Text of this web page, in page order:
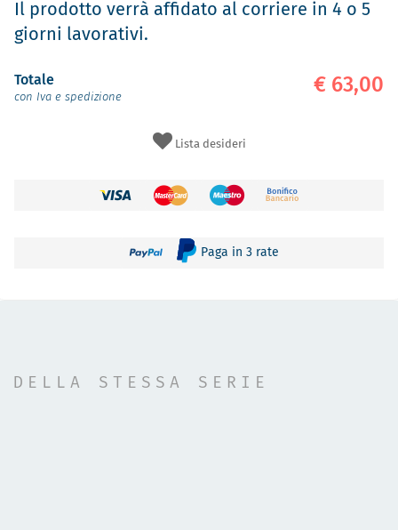
Il prodotto verrà affidato al corriere in 4 o 5
giorni lavorativi.
Totale
con Iva e spedizione
€ 63,00
Lista desideri
Paga in 3 rate
DELLA STESSA SERIE